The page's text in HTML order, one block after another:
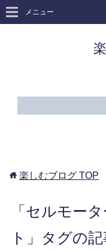
メニュー
楽しむブログ TOP
「セルモー
ト」タグの